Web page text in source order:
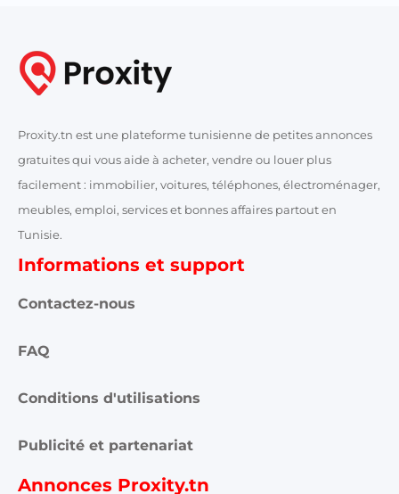
Proxity.tn est une plateforme tunisienne de petites annonces
gratuites qui vous aide à acheter, vendre ou louer plus
facilement : immobilier, voitures, téléphones, électroménager,
meubles, emploi, services et bonnes affaires partout en
Tunisie.
Informations et support
Contactez-nous
FAQ
Conditions d'utilisations
Publicité et partenariat
Annonces Proxity.tn